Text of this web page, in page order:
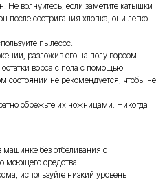
Не волнуйтесь, если заметите катышки
после состригания хлопка, они легко
пылесос.
разложив его на полу ворсом
ворса с пола с помощью
состоянии не рекомендуется, чтобы не
обрежьте их ножницами. Никогда
машинке без отбеливания с
моющего средства.
используйте низкий уровень